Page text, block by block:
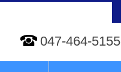
047-464-5155